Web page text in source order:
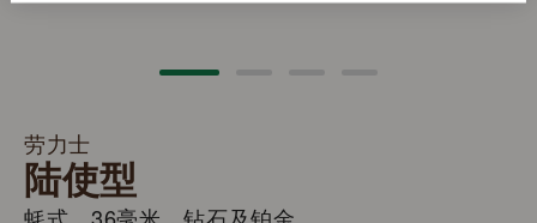
劳力士
陆使型
蚝式，36毫米，钻石及铂金